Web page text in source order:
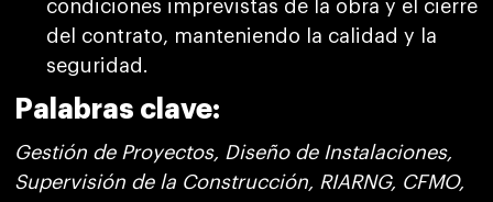
condiciones imprevistas de la obra y el cierre
del contrato, manteniendo la calidad y la
seguridad.
Palabras clave:
Gestión de Proyectos, Diseño de Instalaciones,
Supervisión de la Construcción, RIARNG, CFMO,